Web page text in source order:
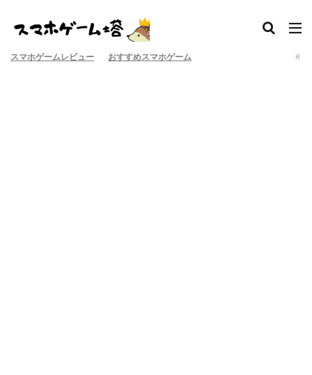
スマホゲームレビュー おすすめスマホゲーム